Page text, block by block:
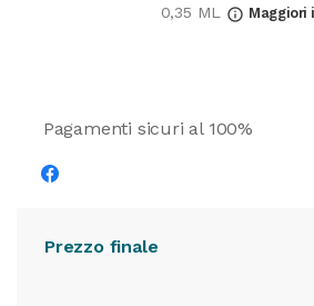
0,35 ML info_outline Maggiori
Pagamenti sicuri al 100%
Prezzo finale